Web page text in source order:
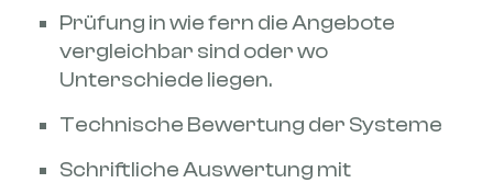
Prüfung in wie fern die Angebote
vergleichbar sind oder wo
Unterschiede liegen.
Technische Bewertung der Systeme
Schriftliche Auswertung mit